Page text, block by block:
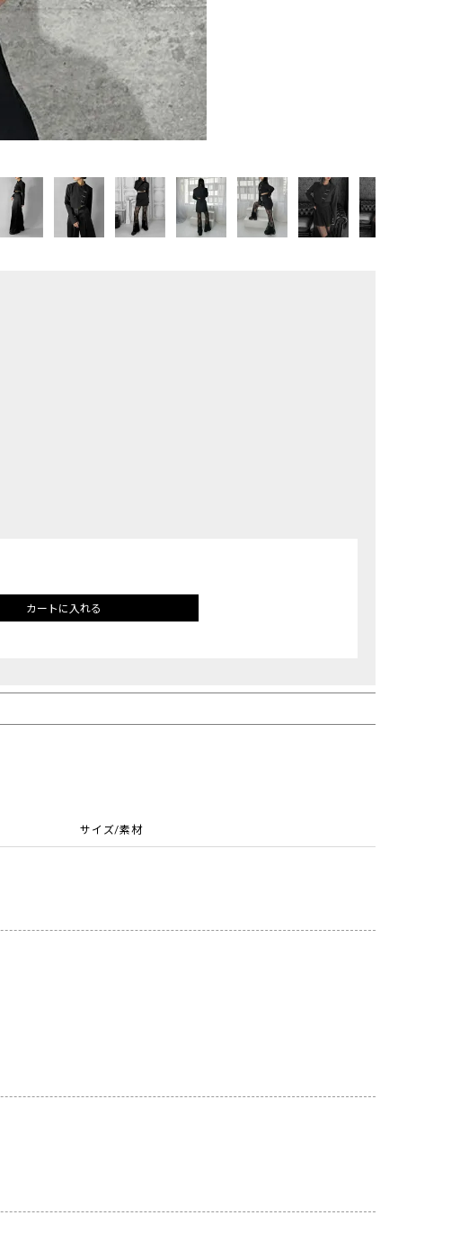
カートに入れる
サイズ/素材